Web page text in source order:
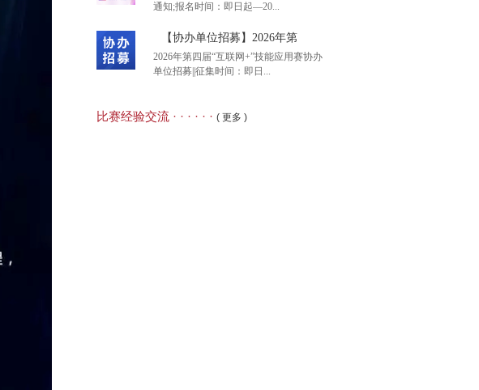
2026年第四届“互联网+”通知;报名时间：即日起—20...
【“互联网+”】2026年第
【协办单位招募】2026年第
2026年第四届“互联网+”技能应用赛协办
单位招募||征集时间：即日...
比赛经验交流 · · · · · · ( 更多 )